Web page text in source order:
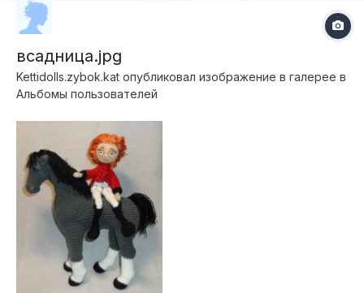
всадница.jpg
Kettidolls.zybok.kat опубликовал изображение в галерее в
Альбомы пользователей